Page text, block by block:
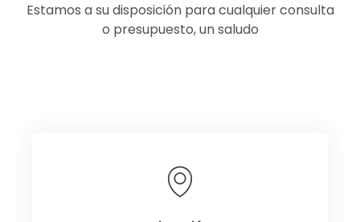
Estamos a su disposición para cualquier consulta
o presupuesto, un saludo